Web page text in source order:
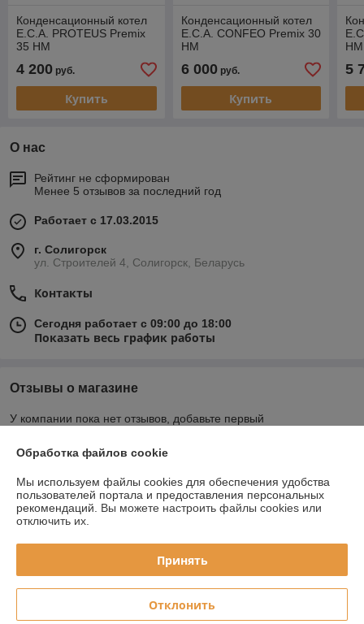
Конденсационный котел
E.C.A. PROTEUS Premix
35 HM
4 200 руб.
Купить
Конденсационный котел
E.C.A. CONFEO Premix 30
HM
6 000руб.
Купить
HM
5
О нас
Рейтинг не сформирован
Менее 5 отзывов за последний год
Работает с 17.03.2015
г. Солигорск
ул. Строителей 4, Солигорск, Беларусь
Контакты
Сегодня работает с 09:00 до 18:00
Показать весь график работы
Отзывы о магазине
У компании пока нет отзывов, добавьте первый
Контакты
Доставка и оплата
График работы
Полная версия сайта
Обработка файлов cookie
Мы используем файлы cookies для обеспечения удобства
пользователей портала и предоставления персональных
рекомендаций. Вы можете настроить файлы cookies или
отключить их.
Принять
Отклонить